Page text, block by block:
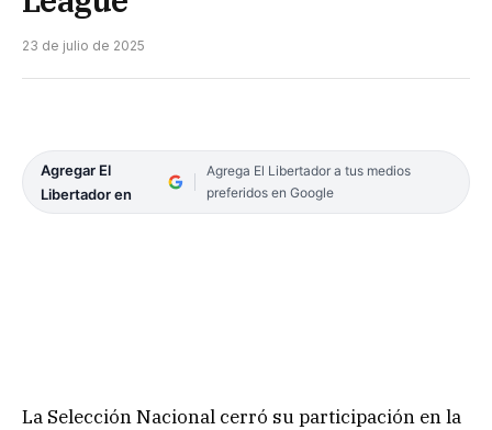
23 de julio de 2025
Agregar El
Libertador en
Agrega El Libertador a tus medios
preferidos en Google
La Selección Nacional cerró su participación en la